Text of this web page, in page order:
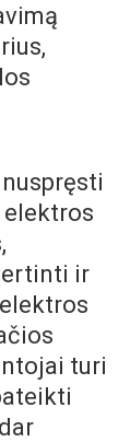
elektros
ir
turi